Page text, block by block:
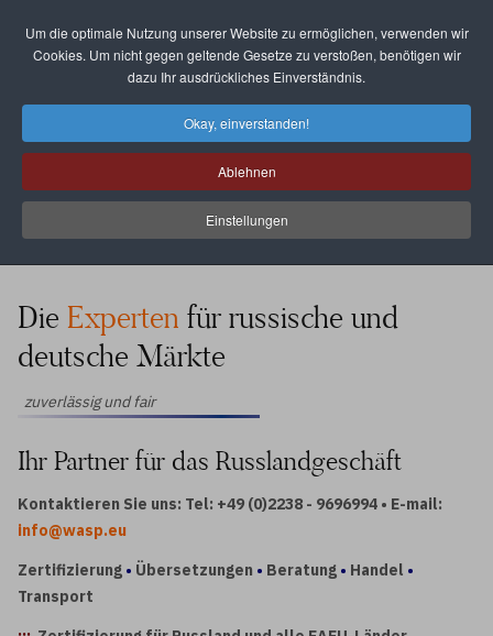
Um die optimale Nutzung unserer Website zu ermöglichen, verwenden wir
Cookies. Um nicht gegen geltende Gesetze zu verstoßen, benötigen wir
dazu Ihr ausdrückliches Einverständnis.
Okay, einverstanden!
Ablehnen
Einstellungen
Select your language
Die Experten für russische und
deutsche Märkte
zuverlässig und fair
Ihr Partner für das Russlandgeschäft
Kontaktieren Sie uns: Tel: +49 (0)2238 - 9696994 • E-mail:
info@wasp.eu
Zertifizierung • Übersetzungen • Beratung • Handel •
Transport